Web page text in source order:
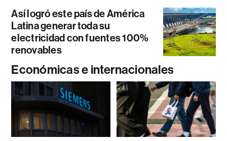
Así logró este país de América
Latina generar toda su
electricidad con fuentes 100%
renovables
Económicas e internacionales